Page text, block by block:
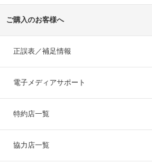
ご購入のお客様へ
正誤表／補足情報
電子メディアサポート
特約店一覧
協力店一覧